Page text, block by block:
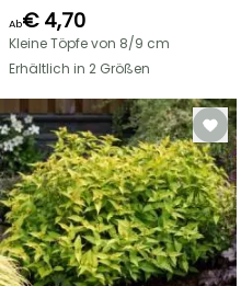
Ab€ 4,70
Kleine Töpfe von 8/9 cm
Erhältlich in 2 Größen